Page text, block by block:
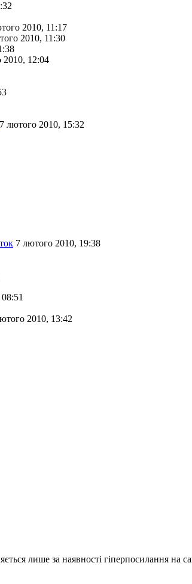
2010, 11:17
2010, 11:30
2010, 12:04
7 лютого 2010, 15:32
7 лютого 2010, 19:38
2010, 13:42
лише за наявності гіперпосилання на